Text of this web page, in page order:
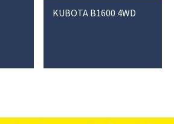
KUBOTA B1600 4WD